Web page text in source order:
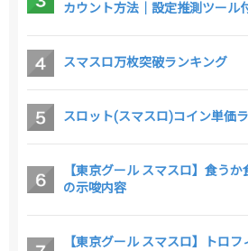
カウント方法｜設定推測ツール
スマスロ万枚突破ランキング
スロット(スマスロ)コイン単価
【東京グール スマスロ】食う
の示唆内容
【東京グール スマスロ】トロ